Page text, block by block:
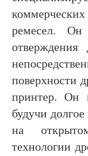
ремесел.
отверждения
поверхности
принтер. Он
будучи
на
технологии